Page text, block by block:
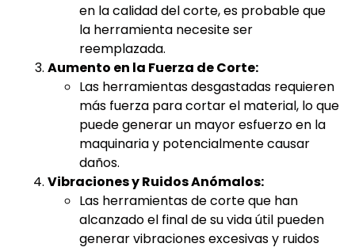
en la calidad del corte, es probable que
la herramienta necesite ser
reemplazada.
Aumento en la Fuerza de Corte:
Las herramientas desgastadas requieren
más fuerza para cortar el material, lo que
puede generar un mayor esfuerzo en la
maquinaria y potencialmente causar
daños.
Vibraciones y Ruidos Anómalos:
Las herramientas de corte que han
alcanzado el final de su vida útil pueden
generar vibraciones excesivas y ruidos